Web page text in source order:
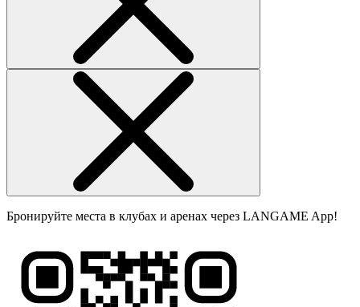
Бронируйте места в клубах и аренах через LANGAME App!